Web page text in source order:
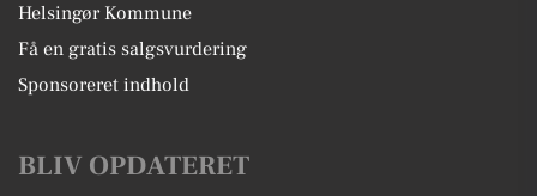
Helsingør Kommune
Få en gratis salgsvurdering
Sponsoreret indhold
BLIV OPDATERET